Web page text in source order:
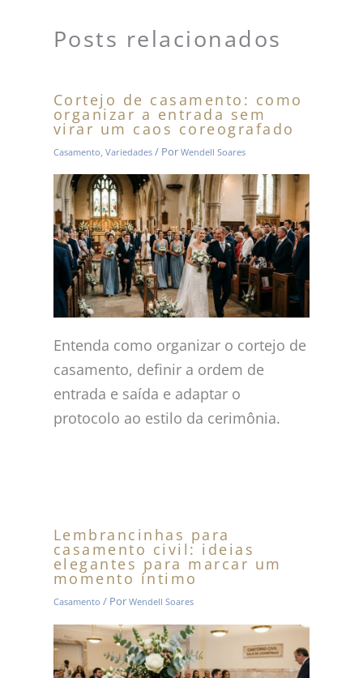
Posts relacionados
Cortejo de casamento: como
organizar a entrada sem
virar um caos coreografado
Casamento, Variedades/ Por Wendell Soares
Entenda como organizar o cortejo de
casamento, definir a ordem de
entrada e saída e adaptar o
protocolo ao estilo da cerimônia.
Lembrancinhas para
casamento civil: ideias
elegantes para marcar um
momento íntimo
Casamento / Por Wendell Soares